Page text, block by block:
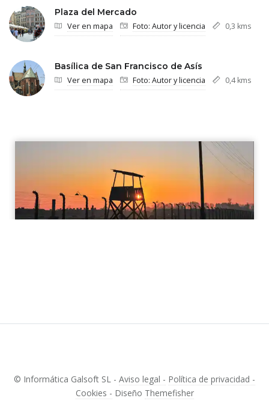
Plaza del Mercado
Ver en mapa Foto: Autor y licencia 0,3 kms
Basílica de San Francisco de Asís
Ver en mapa Foto: Autor y licencia 0,4 kms
© Informática Galsoft SL - Aviso legal - Política de privacidad -
Cookies - Diseño Themefisher